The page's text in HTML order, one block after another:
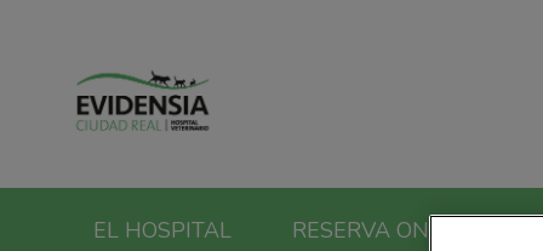
EL HOSPITAL RESERVA ONLINE